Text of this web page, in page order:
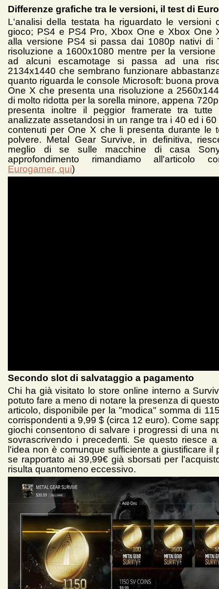
Differenze grafiche tra le versioni, il test di
L'analisi della testata ha riguardato le versioni
gioco; PS4 e PS4 Pro, Xbox One e Xbox One
alla versione PS4 si passa dai 1080p nativi di
risoluzione a 1600x1080 mentre per la versione
ad alcuni escamotage si passa ad una
2134x1440 che sembrano funzionare
quanto riguarda le console Microsoft: buona
One X che presenta una risoluzione a
di molto ridotta per la sorella minore, appena
presenta inoltre il peggior framerate tra tutte
analizzate assetandosi in un range tra i 40 ed i 60
contenuti per One X che li presenta durante le
polvere. Metal Gear Survive, in definitiva,
meglio di se sulle macchine di casa
approfondimento rimandiamo all'articolo
Eurogamer, qui)
Secondo slot di salvataggio a pagamento
Chi ha già visitato lo store online interno a
potuto fare a meno di notare la presenza di
articolo, disponibile per la "modica" somma di
corrispondenti a 9,99 $ (circa 12 euro). Come
giochi consentono di salvare i progressi di una
sovrascrivendo i precedenti. Se questo riesce a
l'idea non è comunque sufficiente a giustificare il
se rapportato ai 39,99€ già sborsati per
risulta quantomeno eccessivo.